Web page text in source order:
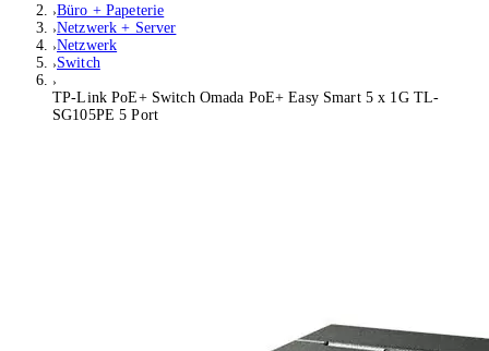
Büro + Papeterie
Netzwerk + Server
Netzwerk
Switch
TP-Link PoE+ Switch Omada PoE+ Easy Smart 5 x 1G TL-
SG105PE 5 Port